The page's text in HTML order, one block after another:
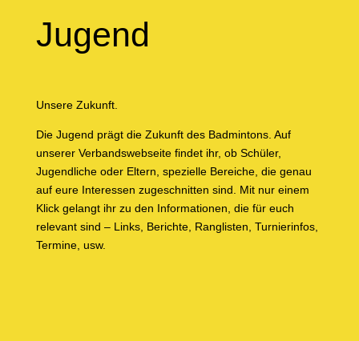
Jugend
Unsere Zukunft.
Die Jugend prägt die Zukunft des Badmintons. Auf
unserer Verbandswebseite findet ihr, ob Schüler,
Jugendliche oder Eltern, spezielle Bereiche, die genau
auf eure Interessen zugeschnitten sind. Mit nur einem
Klick gelangt ihr zu den Informationen, die für euch
relevant sind – Links, Berichte, Ranglisten, Turnierinfos,
Termine, usw.